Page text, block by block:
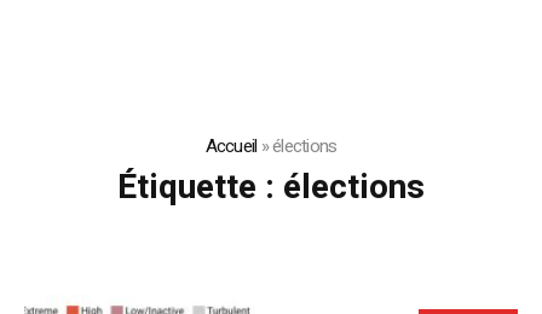
Accueil »élections
Étiquette : élections